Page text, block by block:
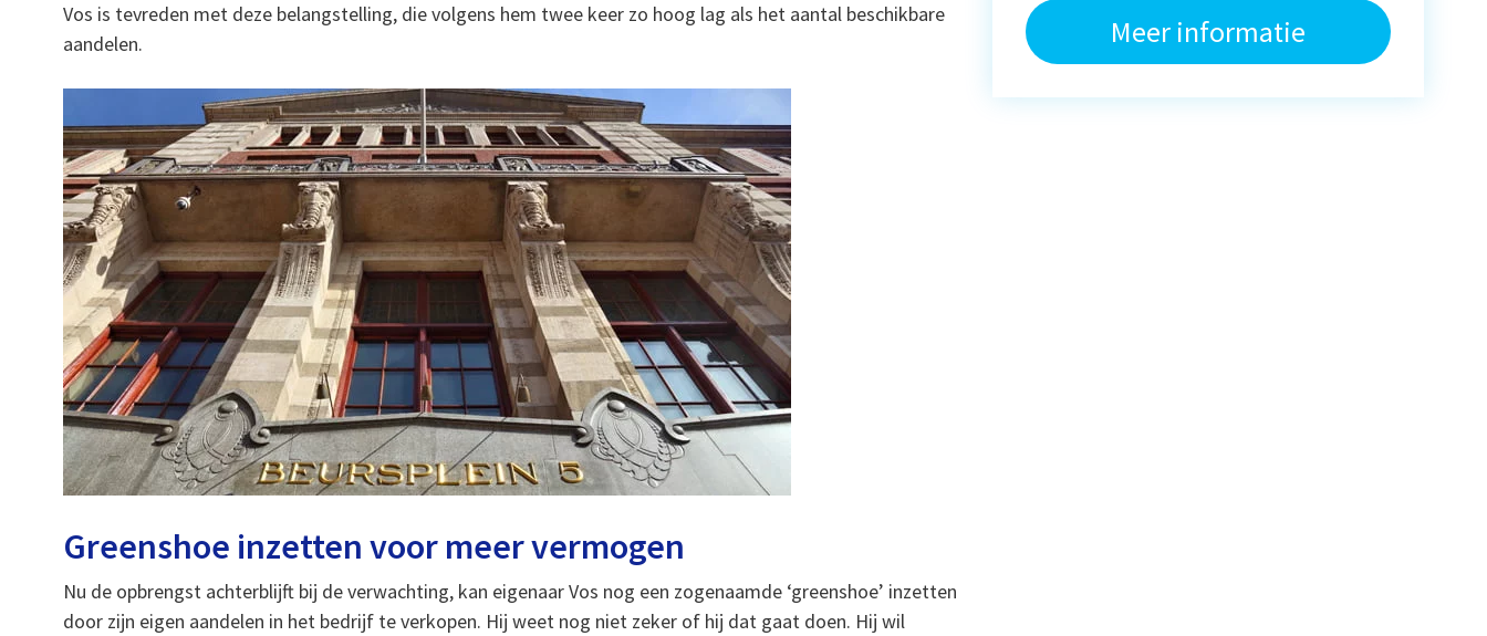
Vos is tevreden met deze belangstelling, die volgens hem twee keer zo hoog lag als het aantal beschikbare
aandelen.
Greenshoe inzetten voor meer vermogen
Nu de opbrengst achterblijft bij de verwachting, kan eigenaar Vos nog een zogenaamde ‘greenshoe’ inzetten
door zijn eigen aandelen in het bedrijf te verkopen. Hij weet nog niet zeker of hij dat gaat doen. Hij wil
Meer informatie